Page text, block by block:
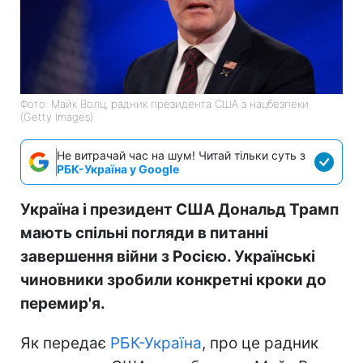
Фото: Майк Волц, радник президента США з нацбезпеки
(Getty Images)
Не витрачай час на шум! Читай тільки суть з
РБК-Україна у Google
Україна і президент США Дональд Трамп
мають спільні погляди в питанні
завершення війни з Росією. Українські
чиновники зробили конкретні кроки до
перемир'я.
Як передає РБК-Україна, про це радник